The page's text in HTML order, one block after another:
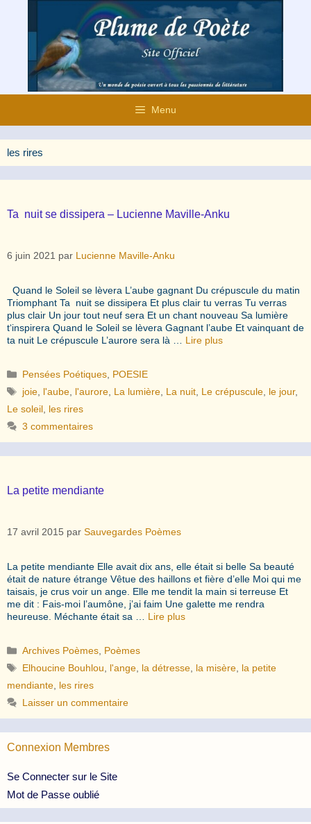
contenu
Menu
les rires
Ta nuit se dissipera – Lucienne Maville-Anku
6 juin 2021 par Lucienne Maville-Anku
Quand le Soleil se lèvera L’aube gagnant Du crépuscule du matin
Triomphant Ta nuit se dissipera Et plus clair tu verras Tu verras
plus clair Un jour tout neuf sera Et un chant nouveau Sa lumière
t‘inspirera Quand le Soleil se lèvera Gagnant l’aube Et vainquant de
ta nuit Le crépuscule L’aurore sera là … Lire plus
Catégories
Pensées Poétiques POESIE
Étiquettes
joie l'aube l'aurore La lumière La nuit Le crépuscule le jour,
Le soleil les rires
3 commentaires
La petite mendiante
17 avril 2015 par Sauvegardes Poèmes
La petite mendiante Elle avait dix ans, elle était si belle Sa beauté
était de nature étrange Vêtue des haillons et fière d’elle Moi qui me
taisais, je crus voir un ange. Elle me tendit la main si terreuse Et
me dit : Fais-moi l’aumône, j’ai faim Une galette me rendra
heureuse. Méchante était sa … Lire plus
Catégories
Archives Poèmes Poèmes
Étiquettes
Elhoucine Bouhlou l'ange la détresse la misère la petite
mendiante les rires
Laisser un commentaire
Connexion Membres
Se Connecter sur le Site
Mot de Passe oublié